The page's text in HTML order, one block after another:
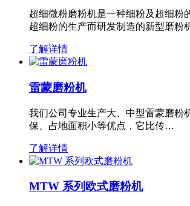
超细微粉磨粉机是一种细粉及超细粉
超细粉的生产而研发制造的新型磨粉
了解详情
雷蒙磨粉机
我们公司专业生产大、中型雷蒙磨粉
保、占地面积小等优点，它比传…
了解详情
MTW 系列欧式磨粉机